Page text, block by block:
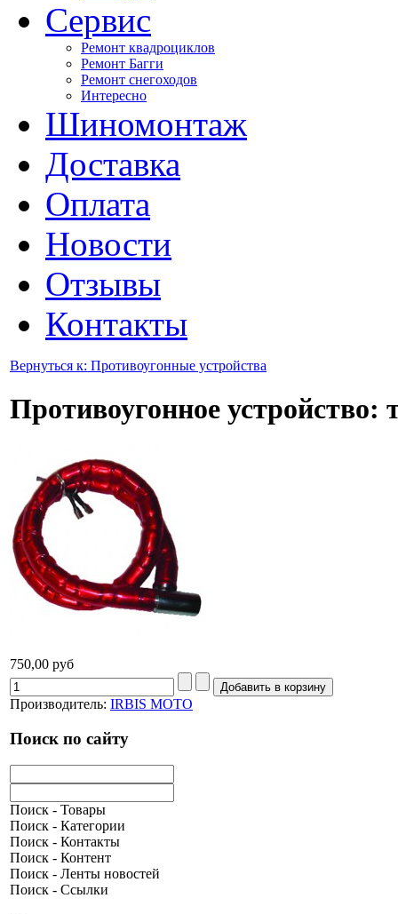
Сервис
Ремонт квадроциклов
Ремонт Багги
Ремонт снегоходов
Интересно
Шиномонтаж
Доставка
Оплата
Новости
Отзывы
Контакты
Вернуться к: Противоугонные устройства
Противоугонное устройство:
750,00 руб
Производитель: IRBIS MOTO
Поиск по сайту
Поиск - Товары
Поиск - Категории
Поиск - Контакты
Поиск - Контент
Поиск - Ленты новостей
Поиск - Ссылки